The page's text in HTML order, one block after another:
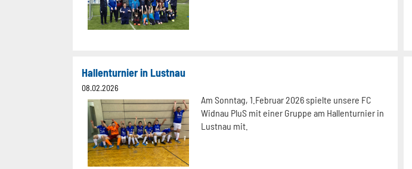
Hallenturnier in Lustnau
08.02.2026
Am Sonntag, 1.Februar 2026 spielte unsere FC
Widnau PluS mit einer Gruppe am Hallenturnier in
Lustnau mit.